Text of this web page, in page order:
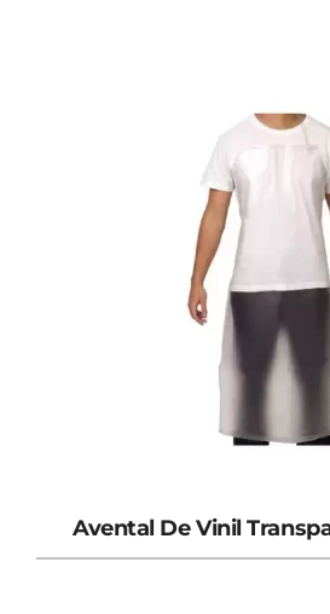
Avental De Vinil